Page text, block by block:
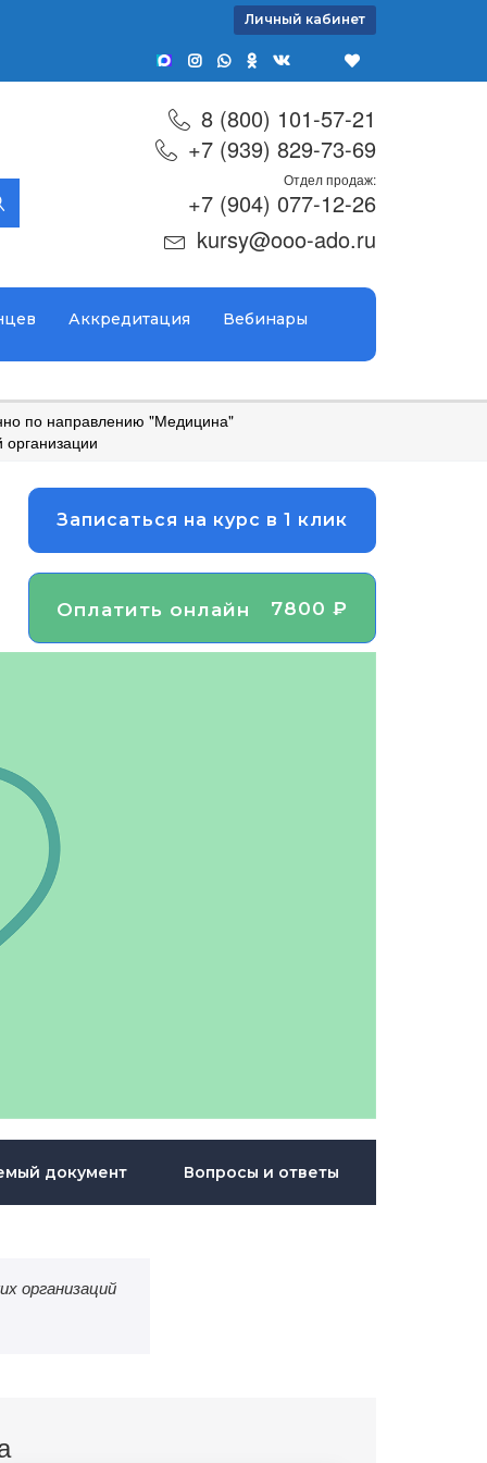
Личный кабинет
8 (800) 101-57-21
+7 (939) 829-73-69
Отдел продаж:
+7 (904) 077-12-26
kursy@ooo-ado.ru
Аккредитация Вебинары
по направлению "Медицина"
Записаться на курс в 1 клик
Оплатить онлайн 7800 ₽
документ Вопросы и ответы
организаций